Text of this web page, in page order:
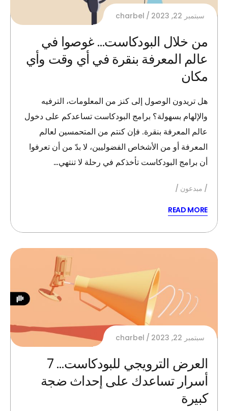
سبتمبر 22, 2023 charbel
من خلال البودكاست… غوصوا في
عالم المعرفة بنقرة في أي وقت وأي
مكان
هل تريدون الوصول إلى كنز من المعلومات، الترفيه
والإلهام بسهولة؟ برامج البودكاست تساعدكم على دخول
عالم المعرفة بنقرة. فإن كنتم من المتحمسين لعالم
المعرفة أو من الأشخاص الفضوليين، لا بدّ من أن تعرفوا
أن برامج البودكاست تأخذكم في رحلة لا تنتهي…
مبدعون
READ MORE
سبتمبر 22, 2023 charbel
العرض الترويجي للبودكاست… 7
أسرار تساعدك على إحداث ضجة
كبيرة